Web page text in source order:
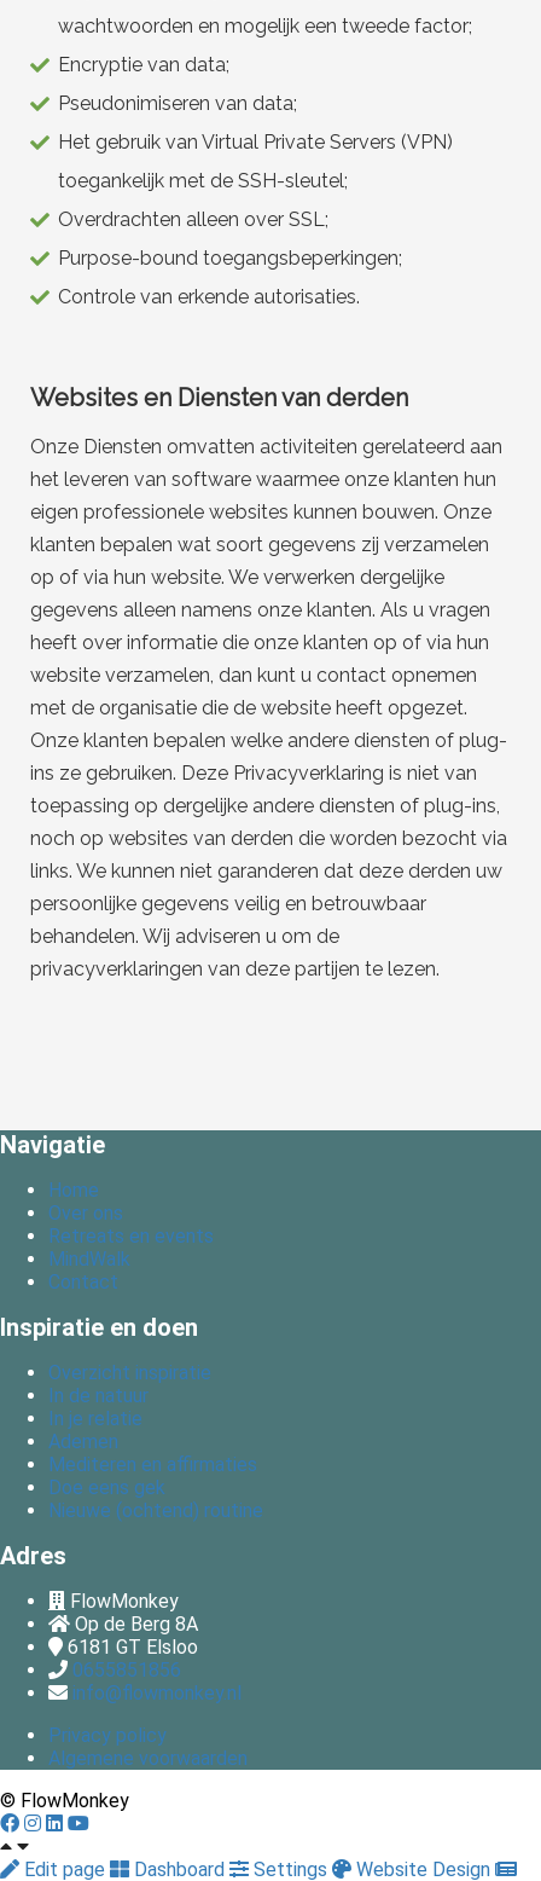
wachtwoorden en mogelijk een tweede factor;
Encryptie van data;
Pseudonimiseren van data;
Het gebruik van Virtual Private Servers (VPN)
toegankelijk met de SSH-sleutel;
Overdrachten alleen over SSL;
Purpose-bound toegangsbeperkingen;
Controle van erkende autorisaties.
Websites en Diensten van derden
Onze Diensten omvatten activiteiten gerelateerd aan
het leveren van software waarmee onze klanten hun
eigen professionele websites kunnen bouwen. Onze
klanten bepalen wat soort gegevens zij verzamelen
op of via hun website. We verwerken dergelijke
gegevens alleen namens onze klanten. Als u vragen
heeft over informatie die onze klanten op of via hun
website verzamelen, dan kunt u contact opnemen
met de organisatie die de website heeft opgezet.
Onze klanten bepalen welke andere diensten of plug-
ins ze gebruiken. Deze Privacyverklaring is niet van
toepassing op dergelijke andere diensten of plug-ins,
noch op websites van derden die worden bezocht via
links. We kunnen niet garanderen dat deze derden uw
persoonlijke gegevens veilig en betrouwbaar
behandelen. Wij adviseren u om de
privacyverklaringen van deze partijen te lezen.
Navigatie
Home
Over ons
Retreats en events
MindWalk
Contact
Inspiratie en doen
Overzicht inspiratie
In de natuur
In je relatie
Ademen
Mediteren en affirmaties
Doe eens gek
Nieuwe (ochtend) routine
Adres
FlowMonkey
Op de Berg 8A
6181 GT Elsloo
0655851856
info@flowmonkey.nl
Privacy policy
Algemene voorwaarden
© FlowMonkey
Edit page Dashboard Settings Website Design